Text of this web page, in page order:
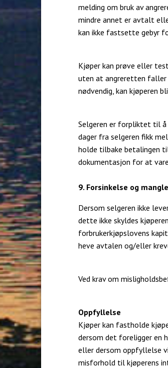
melding om bruk av
mindre annet er avtalt
kan ikke fastsette gebyr
Kjøper kan prøve eller
uten at angreretten faller
nødvendig, kan kjøperen
Selgeren er forpliktet til å
dager fra selgeren fikk
holde tilbake betalingen
dokumentasjon for at
9. Forsinkelse og
Dersom selgeren ikke
dette ikke skyldes
forbrukerkjøpslovens
heve avtalen og/eller
Ved krav om
Oppfyllelse
Kjøper kan fastholde
dersom det foreligger en
eller dersom oppfyllelse
misforhold til kjøperens